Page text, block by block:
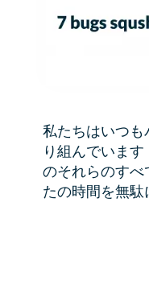
私たちはいつも
り組んでいま
のそれらのすべ
たの時間を無駄